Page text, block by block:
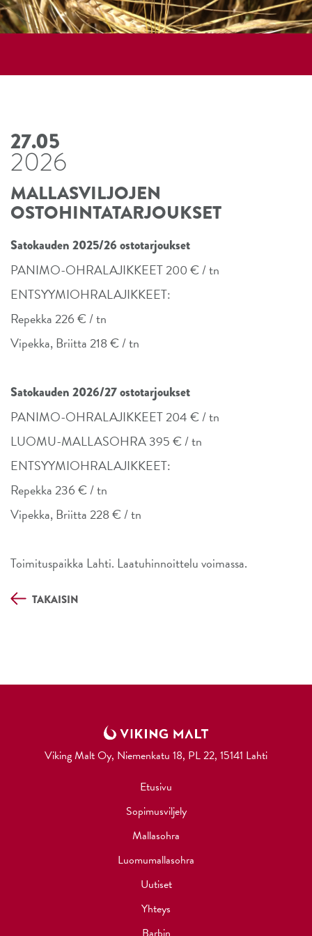
27.05
2026
MALLASVILJOJEN
OSTOHINTATARJOUKSET
Satokauden 2025/26 ostotarjoukset
PANIMO-OHRALAJIKKEET 200 € / tn
ENTSYYMIOHRALAJIKKEET:
Repekka 226 € / tn
Vipekka, Briitta 218 € / tn
Satokauden 2026/27 ostotarjoukset
PANIMO-OHRALAJIKKEET 204 € / tn
LUOMU-MALLASOHRA 395 € / tn
ENTSYYMIOHRALAJIKKEET:
Repekka 236 € / tn
Vipekka, Briitta 228 € / tn
Toimituspaikka Lahti. Laatuhinnoittelu voimassa.
TAKAISIN
Viking Malt Oy, Niemenkatu 18, PL 22, 15141 Lahti
Etusivu
Sopimusviljely
Mallasohra
Luomumallasohra
Uutiset
Yhteys